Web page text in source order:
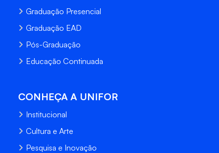
Graduação Presencial
Graduação EAD
Pós-Graduação
Educação Continuada
CONHEÇA A UNIFOR
Institucional
Cultura e Arte
Pesquisa e Inovação